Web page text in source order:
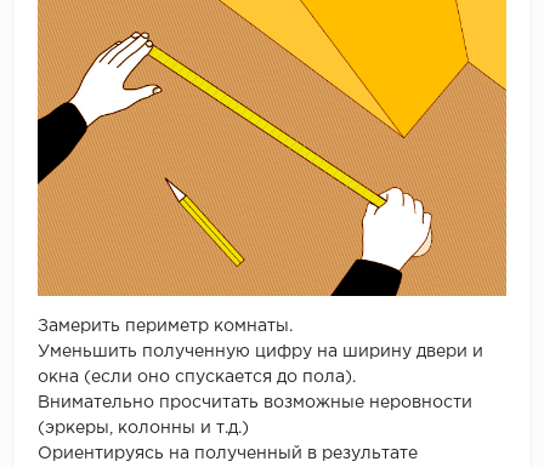
Замерить периметр комнаты.
Уменьшить полученную цифру на ширину двери и
окна (если оно спускается до пола).
Внимательно просчитать возможные неровности
(эркеры, колонны и т.д.)
Ориентируясь на полученный в результате